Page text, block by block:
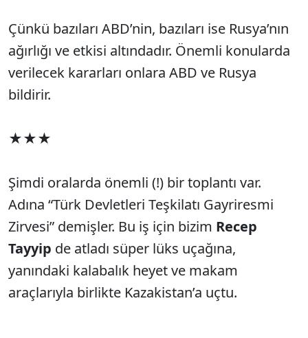
Çünkü bazıları ABD’nin, bazıları ise Rusya’nın
ağırlığı ve etkisi altındadır. Önemli konularda
verilecek kararları onlara ABD ve Rusya
bildirir.
★★★
Şimdi oralarda önemli (!) bir toplantı var.
Adına “Türk Devletleri Teşkilatı Gayriresmi
Zirvesi” demişler. Bu iş için bizim Recep
Tayyip de atladı süper lüks uçağına,
yanındaki kalabalık heyet ve makam
araçlarıyla birlikte Kazakistan’a uçtu.